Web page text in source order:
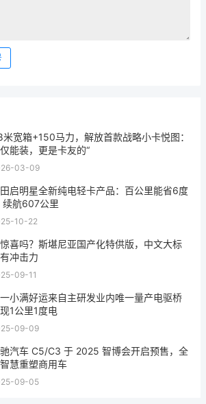
米宽箱+150马力，解放首款战略小卡悦图：
能装，更是卡友的“
03-09
启明星全新纯电轻卡产品：百公里能省6度
续航607公里
10-22
喜吗？斯堪尼亚国产化特供版，中文大标
冲击力
09-11
小满好运来自主研发业内唯一量产电驱桥
1公里1度电
09-09
汽车 C5/C3 于 2025 智博会开启预售，全
慧重塑商用车
09-05